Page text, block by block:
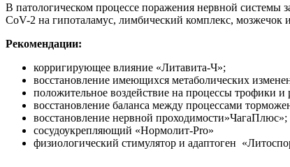
В патологическом процессе поражения нервной системы
CoV-2 на гипоталамус, лимбический комплекс, мозжечок
Рекомендации:
корригирующее влияние «Литавита-Ч»;
восстановление имеющихся метаболических
положительное воздействие на процессы трофики
восстановление баланса между процессами
восстановление нервной проходимости»ЧагаПлюс»;
сосудоукрепляющий «Нормолит-Pro»
физиологический стимулятор и адаптоген